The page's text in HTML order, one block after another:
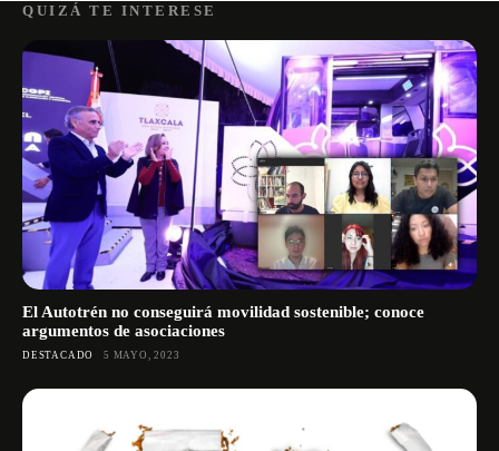
QUIZÁ TE INTERESE
El Autotrén no conseguirá movilidad sostenible; conoce
argumentos de asociaciones
DESTACADO 5 MAYO, 2023